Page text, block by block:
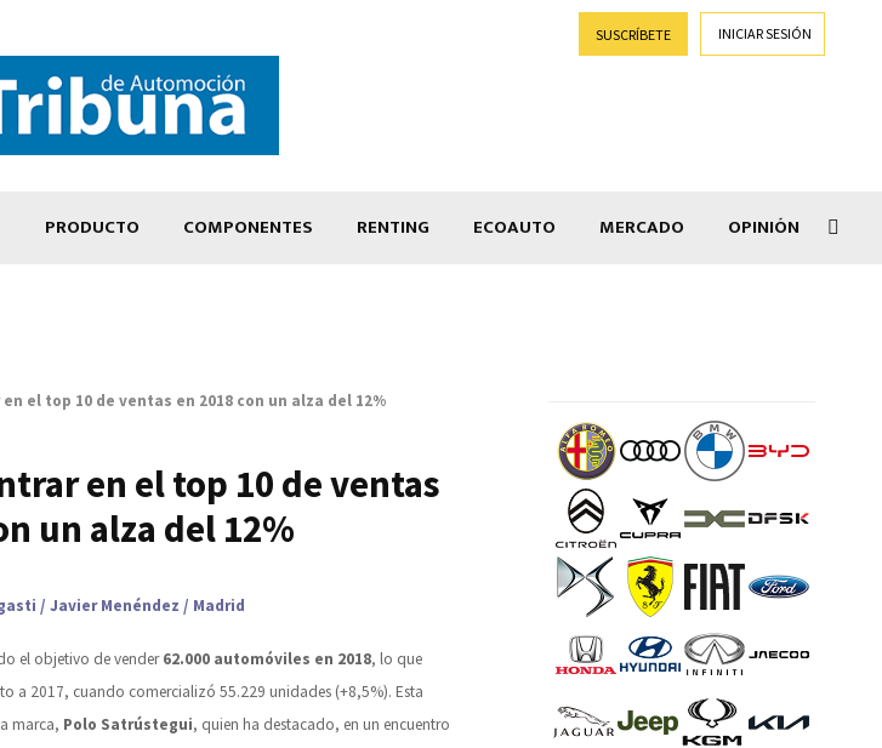
SUSCRÍBETE INICIAR SESIÓN
PRODUCTO COMPONENTES RENTING ECOAUTO MERCADO OPINIÓN
el top 10 de ventas en 2018 con un alza del 12%
en el top 10 de ventas
un alza del 12%
/ Javier Menéndez / Madrid
el objetivo de vender62.000 automóviles en 2018, lo que
a 2017, cuando comercializó 55.229 unidades (+8,5%). Esta
marca, Polo Satrústegui, quien ha destacado, en un encuentro